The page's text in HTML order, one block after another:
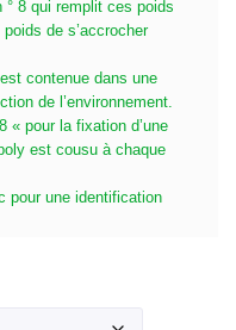
° 8 qui remplit ces poids
de s’accrocher
contenue dans une
de l’environnement.
« pour la fixation d’une
est cousu à chaque
pour une identification